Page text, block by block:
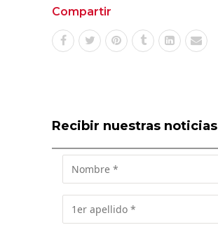
Compartir
Recibir nuestras noticias